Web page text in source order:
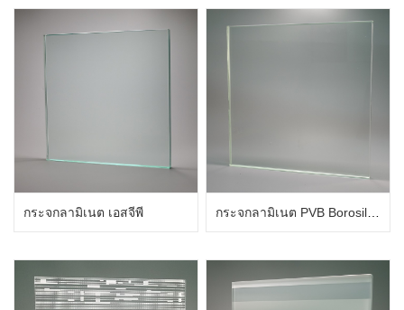
กระจกลามิเนต เอสจีพี